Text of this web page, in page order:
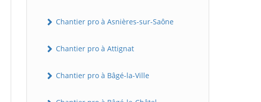
Chantier pro à Asnières-sur-Saône
Chantier pro à Attignat
Chantier pro à Bâgé-la-Ville